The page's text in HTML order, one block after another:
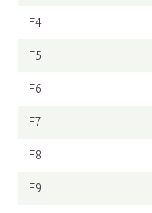
F4
F5
F6
F7
F8
F9